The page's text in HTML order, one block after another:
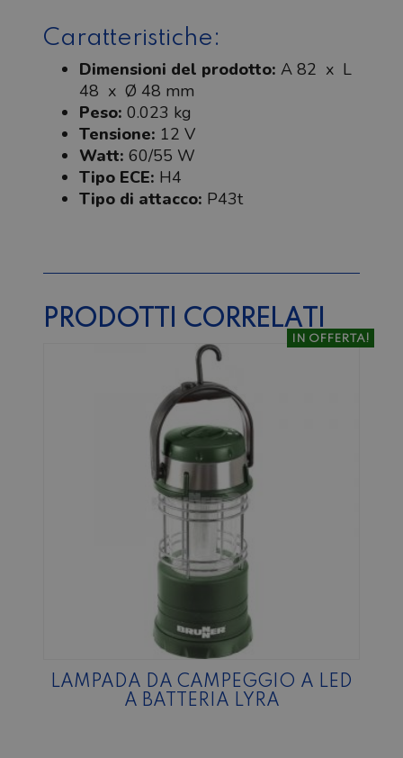
Caratteristiche:
Dimensioni del prodotto: A 82 x L
48 x Ø 48 mm
Peso: 0.023 kg
Tensione: 12 V
Watt: 60/55 W
Tipo ECE: H4
Tipo di attacco: P43t
PRODOTTI CORRELATI
IN OFFERTA!
LAMPADA DA CAMPEGGIO A LED
A BATTERIA LYRA